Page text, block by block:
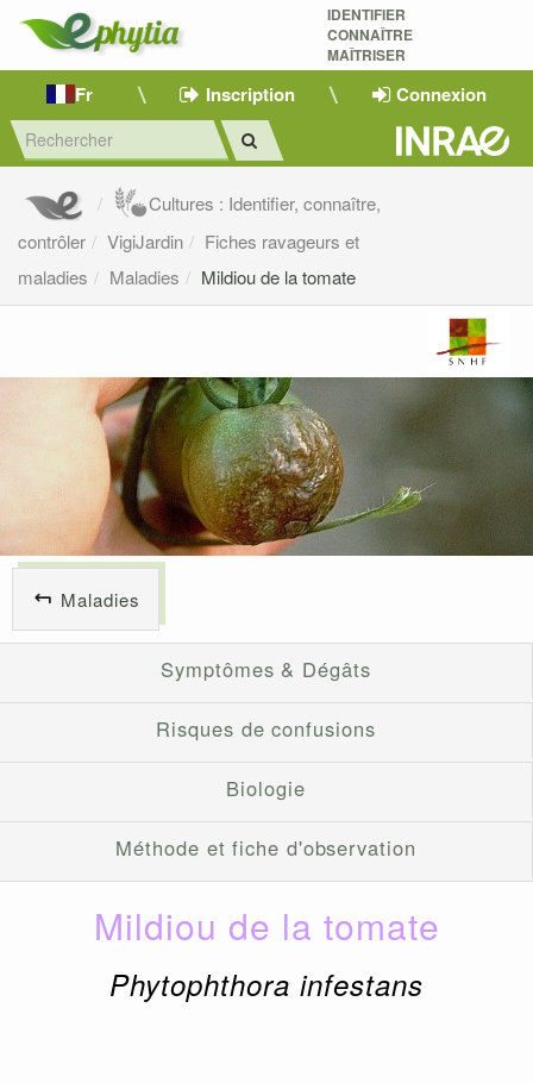
IDENTIFIER
CONNAÎTRE
MAÎTRISER
Fr Inscription Connexion
Cultures : Identifier, connaître,
contrôler
VigiJardin
Fiches ravageurs et
maladies
Maladies Mildiou de la tomate
Maladies
Symptômes & Dégâts
Risques de confusions
Biologie
Méthode et fiche d'observation
Mildiou de la tomate
Phytophthora infestans